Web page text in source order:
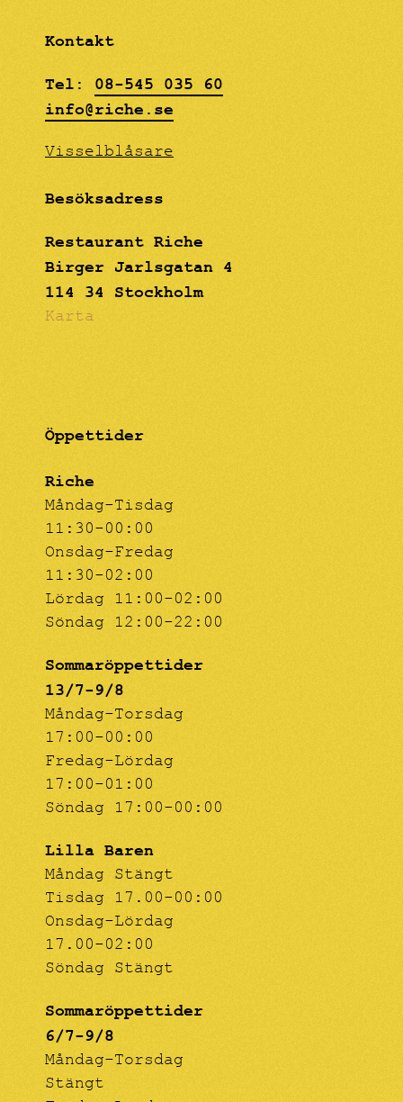
Öppettider
Riche
Måndag-Tisdag
11:30-00:00
Onsdag-Fredag
11:30-02:00
Lördag 11:00-02:00
Söndag 12:00-22:00
Sommaröppettider
13/7-9/8
Måndag-Torsdag
17:00-00:00
Fredag-Lördag
17:00-01:00
Söndag 17:00-00:00
Lilla Baren
Måndag Stängt
Tisdag 17.00-00:00
Onsdag-Lördag
17.00-02:00
Söndag Stängt
Sommaröppettider
6/7-9/8
Måndag-Torsdag
Stängt
Kontakt
Tel: 08-545 035 60
info@riche.se
Visselblåsare
Besöksadress
Restaurant Riche
Birger Jarlsgatan 4
114 34 Stockholm
Karta